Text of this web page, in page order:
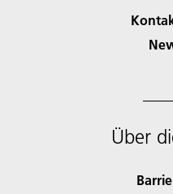
Über